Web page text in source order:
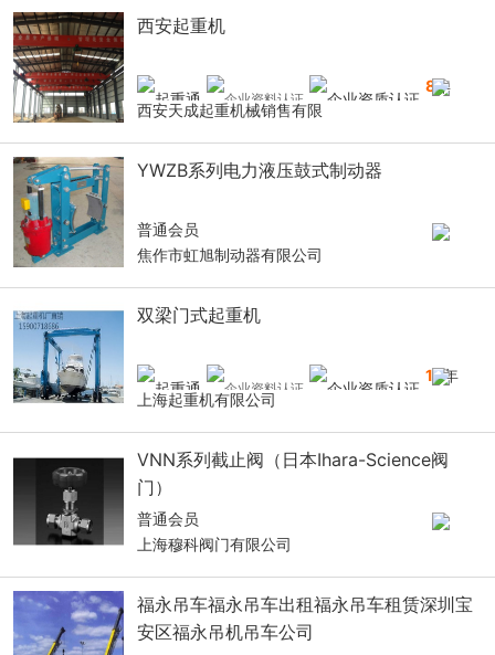
西安起重机
8年
西安天成起重机械销售有限
YWZB系列电力液压鼓式制动器
普通会员
焦作市虹旭制动器有限公司
双梁门式起重机
16年
上海起重机有限公司
VNN系列截止阀（日本Ihara-Science阀
门）
普通会员
上海穆科阀门有限公司
福永吊车福永吊车出租福永吊车租赁深圳宝
安区福永吊机吊车公司